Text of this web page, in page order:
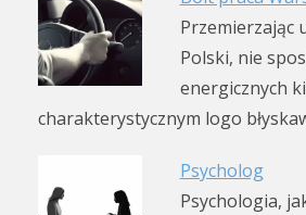
Przemierzając
Polski, nie
energicznych
charakterystycznym logo
Psycholog
Psychologia,